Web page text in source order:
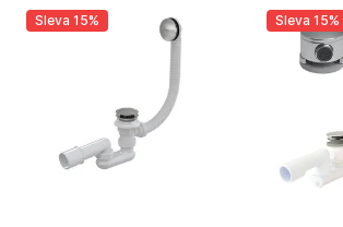
Sleva 15% Sleva 15%